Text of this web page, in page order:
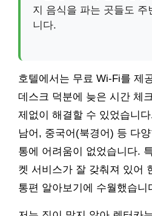
지 음식을 파는 곳들도 주
니다.
호텔에서는 무료 Wi-Fi를 제
데스크 덕분에 늦은 시간 체
제없이 해결할 수 있었습니
남어, 중국어(북경어) 등 다
통에 어려움이 없었습니다.
켓 서비스가 잘 갖춰져 있어
통편 알아보기에 수월했습니